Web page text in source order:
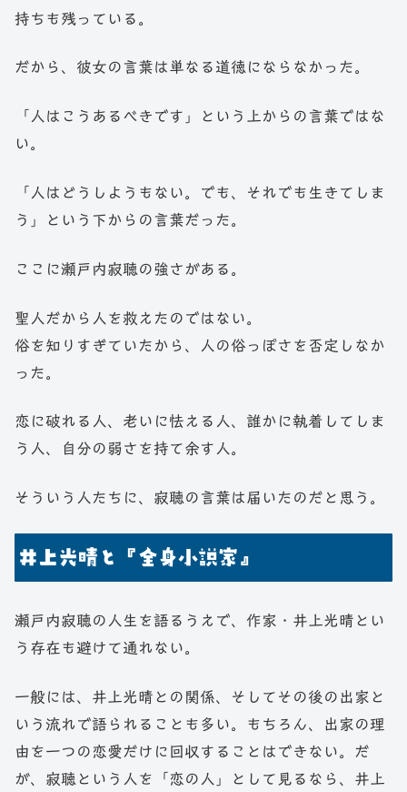
持ちも残っている。
だから、彼女の言葉は単なる道徳にならなかった。
「人はこうあるべきです」という上からの言葉ではな
い。
「人はどうしようもない。でも、それでも生きてしま
う」という下からの言葉だった。
ここに瀬戸内寂聴の強さがある。
聖人だから人を救えたのではない。
俗を知りすぎていたから、人の俗っぽさを否定しなか
った。
恋に破れる人、老いに怯える人、誰かに執着してしま
う人、自分の弱さを持て余す人。
そういう人たちに、寂聴の言葉は届いたのだと思う。
井上光晴と『全身小説家』
瀬戸内寂聴の人生を語るうえで、作家・井上光晴とい
う存在も避けて通れない。
一般には、井上光晴との関係、そしてその後の出家と
いう流れで語られることも多い。もちろん、出家の理
由を一つの恋愛だけに回収することはできない。だ
が、寂聴という人を「恋の人」として見るなら、井上